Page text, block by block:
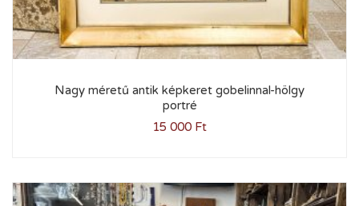
Nagy méretű antik képkeret gobelinnal-hölgy
portré
15 000 Ft